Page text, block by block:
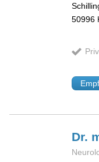
50996
Dr.